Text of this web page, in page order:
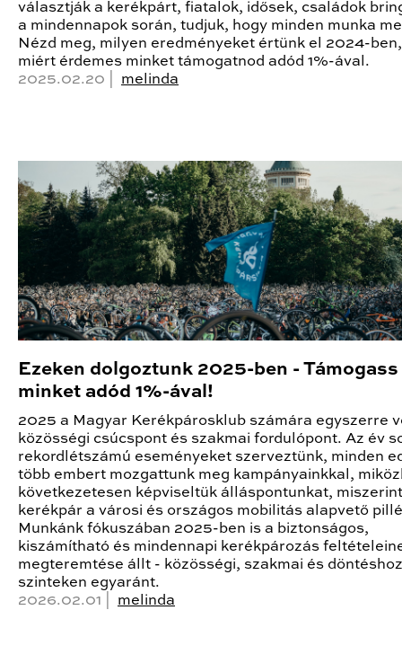
választják a kerékpárt, fiatalok, idősek, családok
a mindennapok során, tudjuk, hogy minden munka
Nézd meg, milyen eredményeket értünk el 2024-
miért érdemes minket támogatnod adód 1%-ával.
2025.02.20 | melinda
Ezeken dolgoztunk 2025-ben - Támogass
minket adód 1%-ával!
2025 a Magyar Kerékpárosklub számára egyszerre
közösségi csúcspont és szakmai fordulópont. Az év
rekordlétszámú eseményeket szerveztünk, minden
több embert mozgattunk meg kampányainkkal,
következetesen képviseltük álláspontunkat,
kerékpár a városi és országos mobilitás alapvető
Munkánk fókuszában 2025-ben is a biztonságos,
kiszámítható és mindennapi kerékpározás
megteremtése állt - közösségi, szakmai és
szinteken egyaránt.
2026.02.01 | melinda